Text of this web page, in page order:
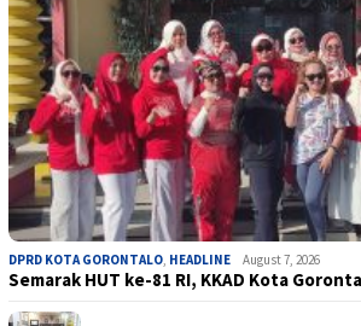
DPRD KOTA GORONTALO HEADLINE August 7, 2026
Semarak HUT ke-81 RI, KKAD Kota